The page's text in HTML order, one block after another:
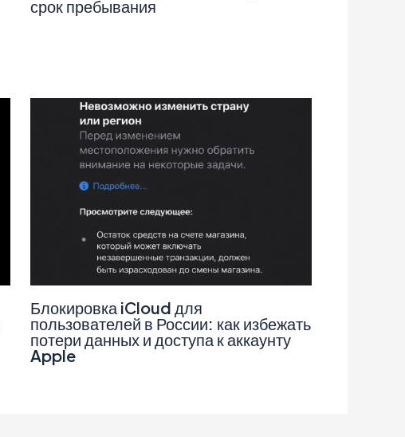
срок пребывания
Блокировка iCloud для
пользователей в России: как избежать
потери данных и доступа к аккаунту
Apple